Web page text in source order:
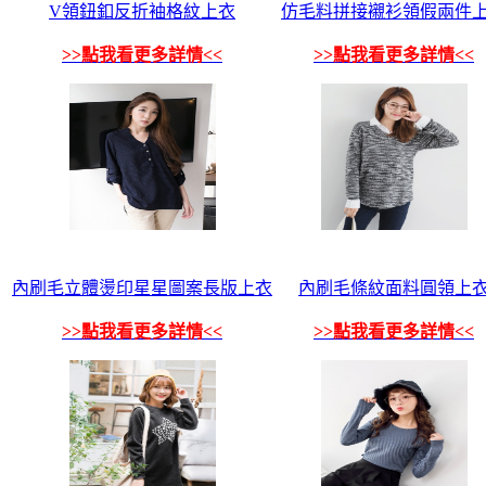
V領鈕釦反折袖格紋上衣
>>點我看更多詳情<<
仿毛料拼接襯衫領假兩件
>>點我看更多詳情<<
內刷毛立體燙印星星圖案長版上衣
>>點我看更多詳情<<
內刷毛條紋面料圓領上
>>點我看更多詳情<<